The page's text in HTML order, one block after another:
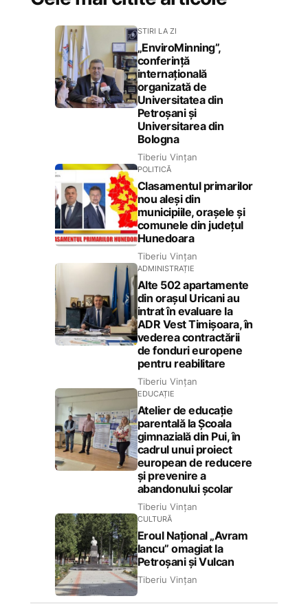
STIRI LA ZI
„EnviroMinning”,
conferință
internațională
organizată de
Universitatea din
Petroșani și
Universitarea din
Bologna
Tiberiu Vințan
POLITICĂ
Clasamentul primarilor
nou aleși din
municipiile, orașele și
comunele din județul
Hunedoara
Tiberiu Vințan
ADMINISTRAȚIE
Alte 502 apartamente
din orașul Uricani au
intrat în evaluare la
ADR Vest Timișoara, în
vederea contractării
de fonduri europene
pentru reabilitare
Tiberiu Vințan
EDUCAȚIE
Atelier de educație
parentală la Școala
gimnazială din Pui, în
cadrul unui proiect
european de reducere
și prevenire a
abandonului școlar
Tiberiu Vințan
CULTURĂ
Eroul Național „Avram
Iancu” omagiat la
Petroșani și Vulcan
Tiberiu Vințan